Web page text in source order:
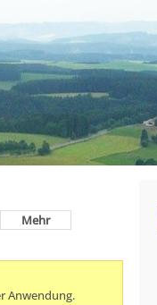
Mehr
Anwendung.